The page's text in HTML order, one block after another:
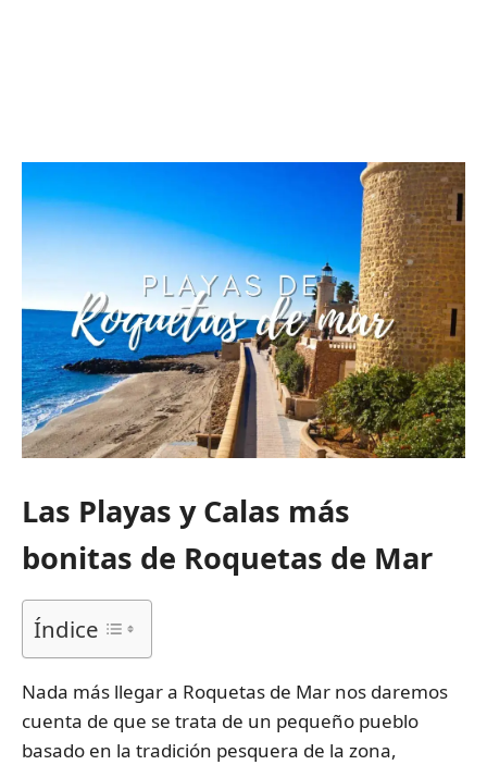
Las Playas y Calas más
bonitas de Roquetas de Mar
Índice
Nada más llegar a Roquetas de Mar nos daremos
cuenta de que se trata de un pequeño pueblo
basado en la tradición pesquera de la zona,